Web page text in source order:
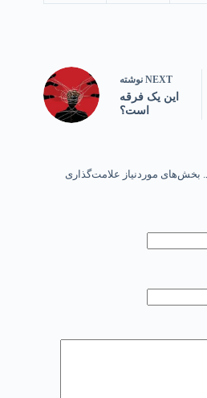
NEXT نوشته
این یک فرقه
است؟
بخش‌های موردنیاز علامت‌گذاری